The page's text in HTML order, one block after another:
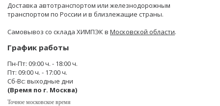
Доставка автотранспортом или железнодорожным
транспортом по России и в близлежащие страны.
Самовывоз со склада ХИМПЭК в Московской области.
График работы
Пн-Пт: 09:00 ч. - 18:00 ч.
Пт: 09:00 ч. - 17:00 ч.
Сб-Вс: выходные дни
(Время по г. Москва)
Точное московское время